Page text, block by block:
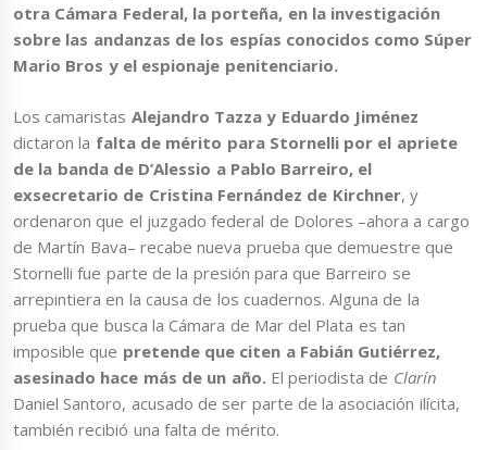
otra Cámara Federal, la porteña, en la investigación
sobre las andanzas de los espías conocidos como Súper
Mario Bros y el espionaje penitenciario.
Los camaristas Alejandro Tazza y Eduardo Jiménez
dictaron la falta de mérito para Stornelli por el apriete
de la banda de D’Alessio a Pablo Barreiro, el
exsecretario de Cristina Fernández de Kirchner, y
ordenaron que el juzgado federal de Dolores –ahora a cargo
de Martín Bava– recabe nueva prueba que demuestre que
Stornelli fue parte de la presión para que Barreiro se
arrepintiera en la causa de los cuadernos. Alguna de la
prueba que busca la Cámara de Mar del Plata es tan
imposible que pretende que citen a Fabián Gutiérrez,
asesinado hace más de un año. El periodista de Clarín
Daniel Santoro, acusado de ser parte de la asociación ilícita,
también recibió una falta de mérito.